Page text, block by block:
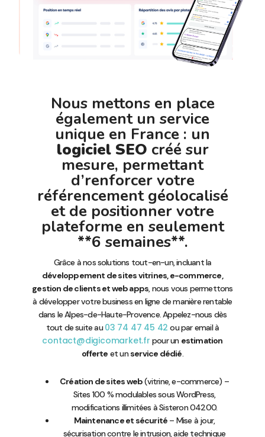
Nous mettons en place
également un service
unique en France : un
logiciel SEO créé sur
mesure, permettant
d’renforcer votre
référencement géolocalisé
et de positionner votre
plateforme en seulement
**6 semaines**.
Grâce à nos solutions tout-en-un, incluant la
développement de sites vitrines, e-commerce,
gestion de clients et web apps, nous vous permettons
à développer votre business en ligne de manière rentable
dans le Alpes-de-Haute-Provence. Appelez-nous dès
tout de suite au03 74 47 45 42 ou par email à
contact@digicomarket.fr pour un estimation
offerte et unservice dédié.
Création de sites web(vitrine, e-commerce) –
Sites 100 % modulables sous WordPress,
modifications illimitées à Sisteron 04200.
Maintenance et sécurité – Mise à jour,
sécurisation contre le intrusion, aide technique